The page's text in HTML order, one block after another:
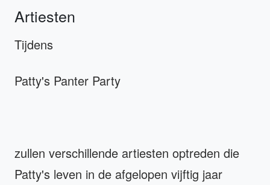
Artiesten
Tijdens
Patty's Panter Party
zullen verschillende artiesten optreden die
Patty's leven in de afgelopen vijftig jaar